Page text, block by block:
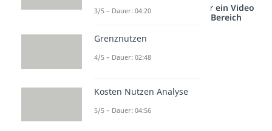
Studyflix vernetzt: Hier ein Video
aus einem anderen Bereich
3/5 – Dauer: 04:20
Grenznutzen
4/5 – Dauer: 02:48
Kosten Nutzen Analyse
5/5 – Dauer: 04:56